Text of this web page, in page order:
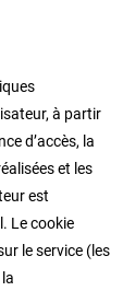
à partir
d’accès, la
et les
est
Le cookie
le service (les